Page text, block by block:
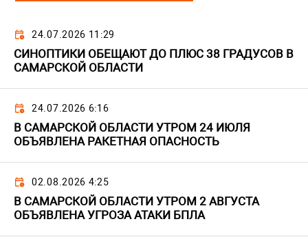
24.07.2026 11:29
СИНОПТИКИ ОБЕЩАЮТ ДО ПЛЮС 38 ГРАДУСОВ В
САМАРСКОЙ ОБЛАСТИ
24.07.2026 6:16
В САМАРСКОЙ ОБЛАСТИ УТРОМ 24 ИЮЛЯ
ОБЪЯВЛЕНА РАКЕТНАЯ ОПАСНОСТЬ
02.08.2026 4:25
В САМАРСКОЙ ОБЛАСТИ УТРОМ 2 АВГУСТА
ОБЪЯВЛЕНА УГРОЗА АТАКИ БПЛА